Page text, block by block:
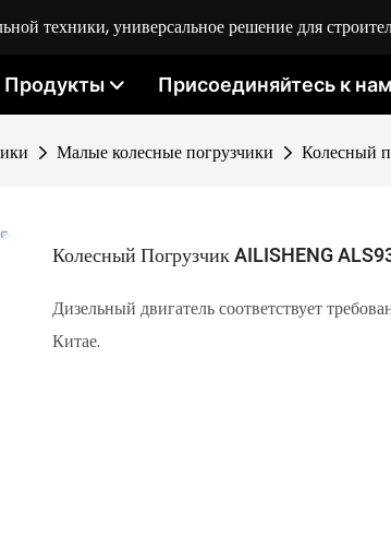
техники, универсальное решение для
Продукты Присоединяйтесь к нам
Малые колесные погрузчики Колесный
Колесный Погрузчик AILISHENG
Дизельный двигатель соответствует
Китае.